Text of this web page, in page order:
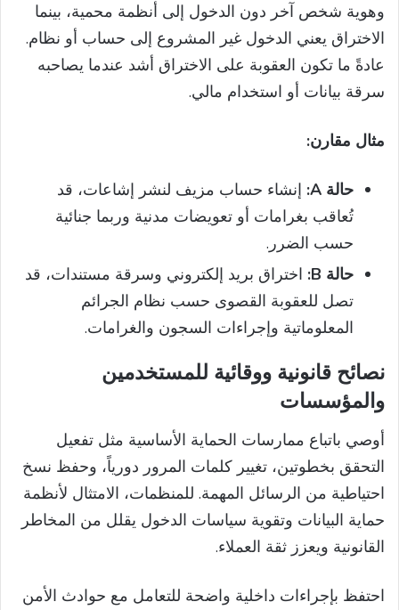
وهوية شخص آخر دون الدخول إلى أنظمة محمية، بينما
الاختراق يعني الدخول غير المشروع إلى حساب أو نظام.
عادةً ما تكون العقوبة على الاختراق أشد عندما يصاحبه
سرقة بيانات أو استخدام مالي.
مثال مقارن:
حالة A:
إنشاء حساب مزيف لنشر إشاعات، قد
تُعاقب بغرامات أو تعويضات مدنية وربما جنائية
حسب الضرر.
حالة B:
اختراق بريد إلكتروني وسرقة مستندات، قد
تصل للعقوبة القصوى حسب نظام الجرائم
المعلوماتية وإجراءات السجون والغرامات.
نصائح قانونية ووقائية للمستخدمين
والمؤسسات
أوصي باتباع ممارسات الحماية الأساسية مثل تفعيل
التحقق بخطوتين، تغيير كلمات المرور دورياً، وحفظ نسخ
احتياطية من الرسائل المهمة. للمنظمات، الامتثال لأنظمة
حماية البيانات وتقوية سياسات الدخول يقلل من المخاطر
القانونية ويعزز ثقة العملاء.
احتفظ بإجراءات داخلية واضحة للتعامل مع حوادث الأمن